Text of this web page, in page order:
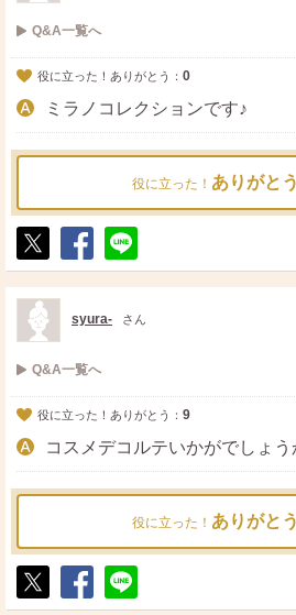
Q&A一覧へ
役に立った！ありがとう： 0
ミラノコレクションです♪
役に立った！ ありがとう
ポ
ス
ト
シ
ェ
送
る
syura- さん
Q&A一覧へ
役に立った！ありがとう： 9
コスメデコルテいかがでしょう
役に立った！ ありがとう
ポ シ 送